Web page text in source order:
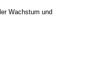
Wachstum und